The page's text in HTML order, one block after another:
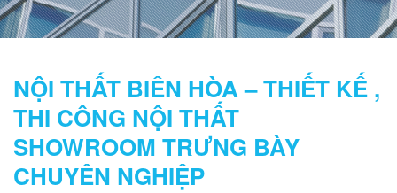
NỘI THẤT BIÊN HÒA – THIẾT KẾ ,
THI CÔNG NỘI THẤT
SHOWROOM TRƯNG BÀY
CHUYÊN NGHIỆP